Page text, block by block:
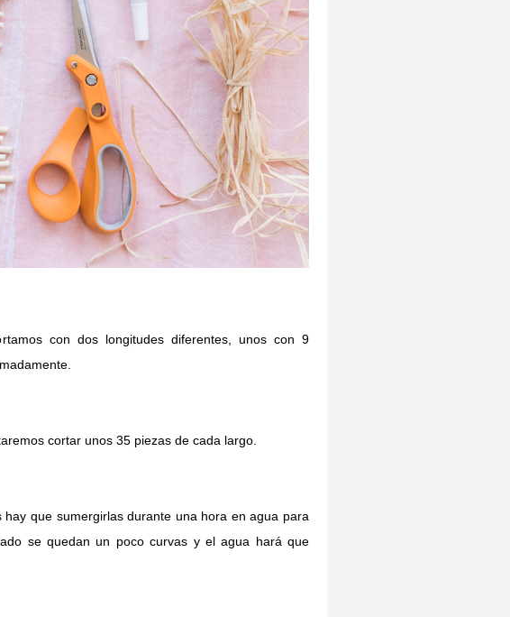
con dos longitudes diferentes, unos con 9
cortar unos 35 piezas de cada largo.
que sumergirlas durante una hora en agua para
se quedan un poco curvas y el agua hará que